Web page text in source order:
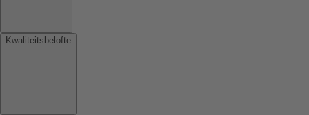
Kwaliteitsbelofte